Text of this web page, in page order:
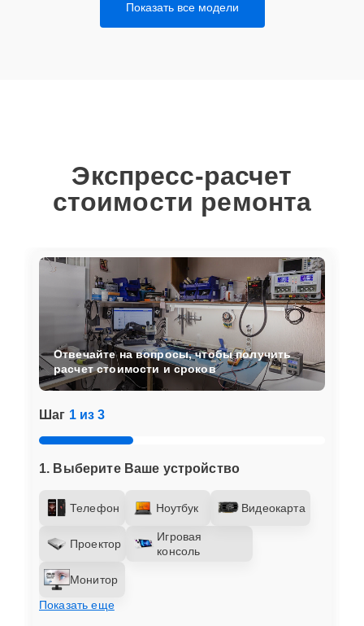
Показать все модели
Экспресс-расчет
стоимости ремонта
Шаг 1 из 3
1. Выберите Ваше устройство
Телефон Ноутбук Видеокарта
Проектор
Игровая
консоль
Монитор
Показать еще
Отвечайте на вопросы, чтобы получить
расчет стоимости и сроков